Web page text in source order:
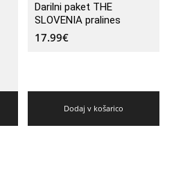
Darilni paket THE
SLOVENIA pralines
17.99€
Dodaj v košarico